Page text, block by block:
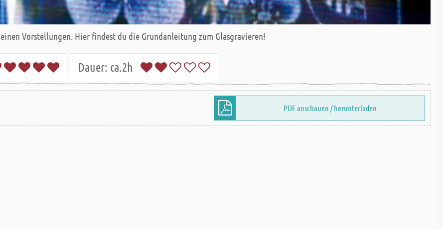
Vorstellungen. Hier findest du die Grundanleitung zum Glasgravieren!
Dauer: ca.2h
PDF anschauen / herunterladen